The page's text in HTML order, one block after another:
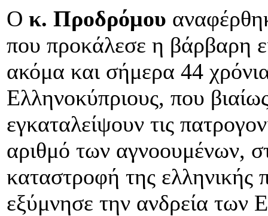
Ο κ. Προδρόμου
που προκάλεσε η βάρβαρη
ακόμα και σήμερα 44
Ελληνοκύπριους, που
εγκαταλείψουν τις
αριθμό των αγνοουμένων,
καταστροφή της ελληνικής
εξύμνησε την ανδρεία των